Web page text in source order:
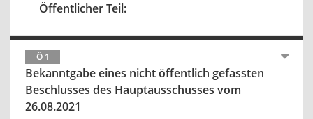
Öffentlicher Teil:
Ö 1
Bekanntgabe eines nicht öffentlich gefassten
Beschlusses des Hauptausschusses vom
26.08.2021